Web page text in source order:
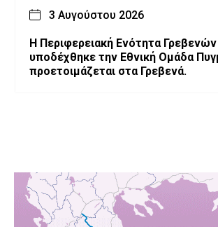
3 Αυγούστου 2026
Η Περιφερειακή Ενότητα Γρεβενών
υποδέχθηκε την Εθνική Ομάδα
προετοιμάζεται στα Γρεβενά.